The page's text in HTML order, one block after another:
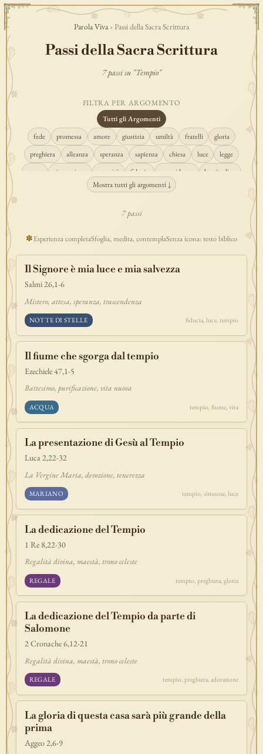
Parola Viva › Passi della Sacra Scrittura
Passi della Sacra Scrittura
7 passi su "Tempio"
FILTRA PER ARGOMENTO
Tutti gli Argomenti
fede
promessa amore giustizia umiltà fratelli
gloria
preghiera
alleanza speranza sapienza chiesa luce
legge
risurrezione eternità fiducia provvidenza
beatitudine
creazione spirito fedeltà perdono
gioia
carità cristo prudenza maria libertà
salvezza
discepolato
incarnazione
natale
riconciliazione prossimo
Mostra tutti gli argomenti ↓
7 passi
✽Esperienza completaSfoglia, medita, contemplaSenza icona: testo biblico
Il Signore è mia luce e mia salvezza
Salmi 26,1-6
Mistero, attesa, speranza, trascendenza
NOTTE DI STELLE fiducia, luce, tempio
Il fiume che sgorga dal tempio
Ezechiele 47,1-5
Battesimo, purificazione, vita nuova
ACQUA tempio, fiume, vita
La presentazione di Gesù al Tempio
Luca 2,22-32
La Vergine Maria, devozione, tenerezza
MARIANO tempio, simeone, luce
La dedicazione del Tempio
1 Re 8,22-30
Regalità divina, maestà, trono celeste
REGALE tempio, preghiera, gloria
La dedicazione del Tempio da parte di
Salomone
2 Cronache 6,12-21
Regalità divina, maestà, trono celeste
REGALE tempio, preghiera, adorazione
La gloria di questa casa sarà più grande della
prima
Aggeo 2,6-9